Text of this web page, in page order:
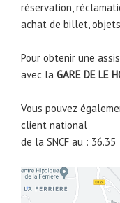
réservation,
achat de billet,
Pour obtenir une
avec la GARE DE LE
Vous pouvez
client national
de la SNCF au : 36.35